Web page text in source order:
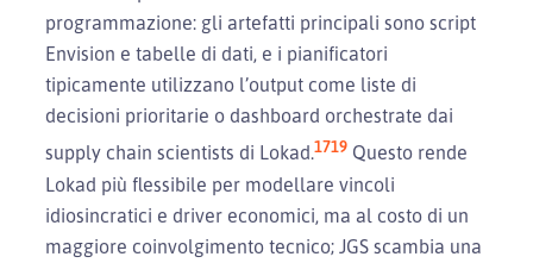
programmazione: gli artefatti principali sono script
Envision e tabelle di dati, e i pianificatori
tipicamente utilizzano l’output come liste di
decisioni prioritarie o dashboard orchestrate dai
supply chain scientists di Lokad.1719 Questo rende
Lokad più flessibile per modellare vincoli
idiosincratici e driver economici, ma al costo di un
maggiore coinvolgimento tecnico; JGS scambia una